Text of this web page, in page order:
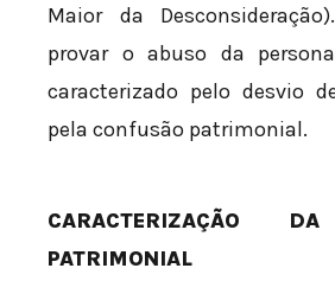
Maior da
provar o abuso da
caracterizado pelo desvio
pela confusão patrimonial.
CARACTERIZAÇÃO
PATRIMONIAL